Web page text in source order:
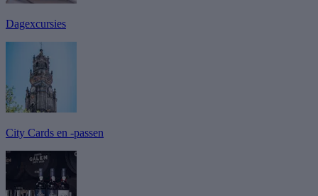
Dagexcursies
City Cards en -passen